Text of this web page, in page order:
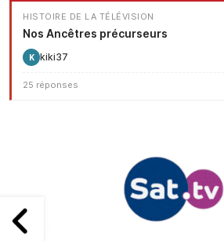
HISTOIRE DE LA TÉLÉVISION
Nos Ancêtres précurseurs
K kiki37
25 réponses